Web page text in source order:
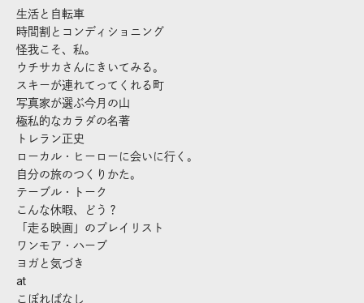
生活と自転車
時間割とコンディショニング
怪我こそ、私。
ウチサカさんにきいてみる。
スキーが連れてってくれる町
写真家が選ぶ今月の山
極私的なカラダの名著
トレラン正史
ローカル・ヒーローに会いに行く。
自分の旅のつくりかた。
テーブル・トーク
こんな休暇、どう？
「走る映画」のプレイリスト
ワンモア・ハーブ
ヨガと気づき
at
こぼればなし